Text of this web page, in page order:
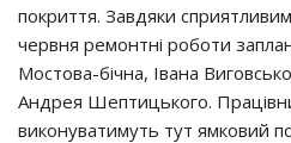
покриття. Завдяки
червня ремонтні роботи
Мостова-бічна, Івана
Андрея Шептицького.
виконуватимуть тут ямковий